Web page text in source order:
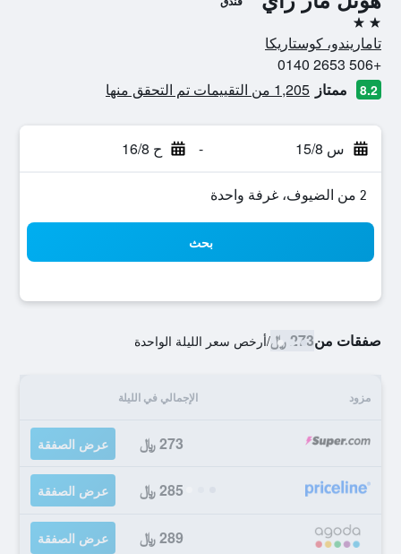
2 نجمتين
تاماريندو، كوستاريكا
+506 2653 0140
8.2 ممتاز 1,205 من التقييمات تم التحقق منها
س 15/8 - ح 16/8
2 من الضيوف، غرفة واحدة
بحث
صفقات من273 ﷼ /أرخص سعر الليلة الواحدة
مزود الإجمالي في الليلة
273 ﷼ عرض الصفقة
285 ﷼ عرض الصفقة
289 ﷼ عرض الصفقة